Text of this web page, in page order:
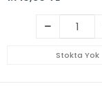
Stokta Yok